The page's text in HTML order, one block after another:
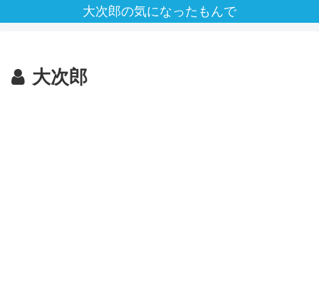
大次郎の気になったもんで
大次郎